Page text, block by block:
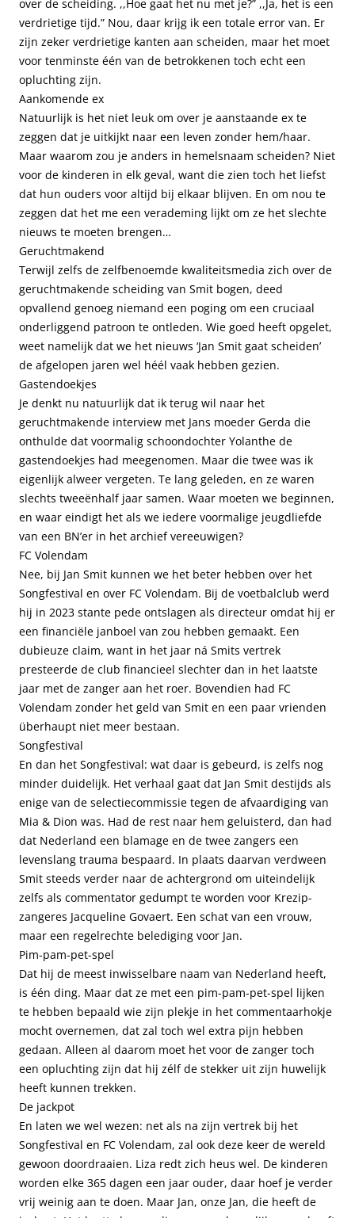
over de scheiding. ,,Hoe gaat het nu met je?” ,,Ja, het is een
verdrietige tijd.” Nou, daar krijg ik een totale error van. Er
zijn zeker verdrietige kanten aan scheiden, maar het moet
voor tenminste één van de betrokkenen toch echt een
opluchting zijn.
Aankomende ex
Natuurlijk is het niet leuk om over je aanstaande ex te
zeggen dat je uitkijkt naar een leven zonder hem/haar.
Maar waarom zou je anders in hemelsnaam scheiden? Niet
voor de kinderen in elk geval, want die zien toch het liefst
dat hun ouders voor altijd bij elkaar blijven. En om nou te
zeggen dat het me een verademing lijkt om ze het slechte
nieuws te moeten brengen…
Geruchtmakend
Terwijl zelfs de zelfbenoemde kwaliteitsmedia zich over de
geruchtmakende scheiding van Smit bogen, deed
opvallend genoeg niemand een poging om een cruciaal
onderliggend patroon te ontleden. Wie goed heeft opgelet,
weet namelijk dat we het nieuws ‘Jan Smit gaat scheiden’
de afgelopen jaren wel héél vaak hebben gezien.
Gastendoekjes
Je denkt nu natuurlijk dat ik terug wil naar het
geruchtmakende interview met Jans moeder Gerda die
onthulde dat voormalig schoondochter Yolanthe de
gastendoekjes had meegenomen. Maar die twee was ik
eigenlijk alweer vergeten. Te lang geleden, en ze waren
slechts tweeënhalf jaar samen. Waar moeten we beginnen,
en waar eindigt het als we iedere voormalige jeugdliefde
van een BN’er in het archief vereeuwigen?
FC Volendam
Nee, bij Jan Smit kunnen we het beter hebben over het
Songfestival en over FC Volendam. Bij de voetbalclub werd
hij in 2023 stante pede ontslagen als directeur omdat hij er
een financiële janboel van zou hebben gemaakt. Een
dubieuze claim, want in het jaar ná Smits vertrek
presteerde de club financieel slechter dan in het laatste
jaar met de zanger aan het roer. Bovendien had FC
Volendam zonder het geld van Smit en een paar vrienden
überhaupt niet meer bestaan.
Songfestival
En dan het Songfestival: wat daar is gebeurd, is zelfs nog
minder duidelijk. Het verhaal gaat dat Jan Smit destijds als
enige van de selectiecommissie tegen de afvaardiging van
Mia & Dion was. Had de rest naar hem geluisterd, dan had
dat Nederland een blamage en de twee zangers een
levenslang trauma bespaard. In plaats daarvan verdween
Smit steeds verder naar de achtergrond om uiteindelijk
zelfs als commentator gedumpt te worden voor Krezip-
zangeres Jacqueline Govaert. Een schat van een vrouw,
maar een regelrechte belediging voor Jan.
Pim-pam-pet-spel
Dat hij de meest inwisselbare naam van Nederland heeft,
is één ding. Maar dat ze met een pim-pam-pet-spel lijken
te hebben bepaald wie zijn plekje in het commentaarhokje
mocht overnemen, dat zal toch wel extra pijn hebben
gedaan. Alleen al daarom moet het voor de zanger toch
een opluchting zijn dat hij zélf de stekker uit zijn huwelijk
heeft kunnen trekken.
De jackpot
En laten we wel wezen: net als na zijn vertrek bij het
Songfestival en FC Volendam, zal ook deze keer de wereld
gewoon doordraaien. Liza redt zich heus wel. De kinderen
worden elke 365 dagen een jaar ouder, daar hoef je verder
vrij weinig aan te doen. Maar Jan, onze Jan, die heeft de